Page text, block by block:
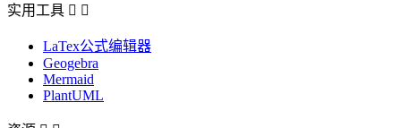
实用工具  
LaTex公式编辑器
Geogebra
Mermaid
PlantUML